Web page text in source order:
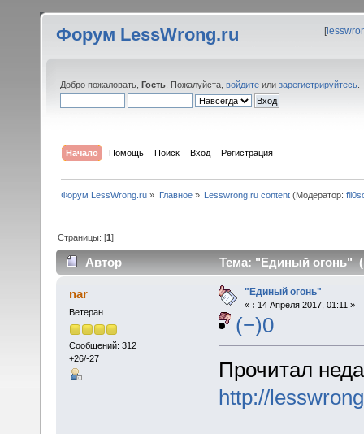
Форум LessWrong.ru [
Добро пожаловать, Гость . Пожалуйста, войдите или зарегистрируйтесь
Начало Помощь Поиск Вход Регистрация
Форум LessWrong.ru » Главное» Lesswrong.ru content(Модератор:
Страницы: [1]
Автор Тема: "Единый огонь"
nar
Ветеран
Сообщений: 312
+26/-27
"Единый огонь"
« : 14 Апреля 2017, 01:11 »
(−)0
Прочитал
http://